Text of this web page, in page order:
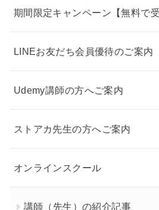
期間限定キャンペーン【無料で
LINEお友だち会員優待のご案内
Udemy講師の方へご案内
ストアカ先生の方へご案内
オンラインスクール
講師（先生）の紹介記事